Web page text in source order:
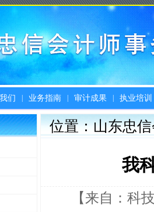
们 业务指南 审计成果 执业培训
位置：山东忠
我
【来自：科